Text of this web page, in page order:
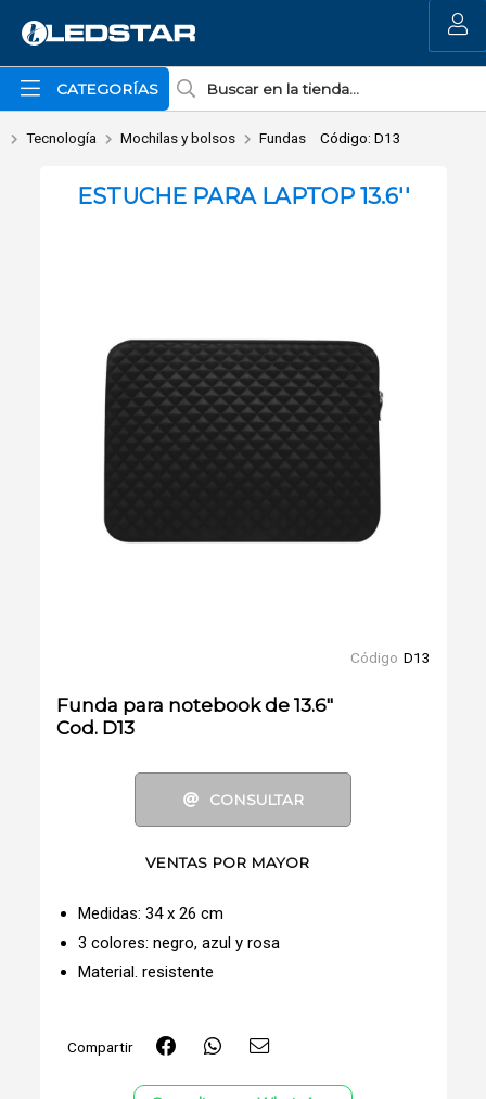
Enviar a email
CATEGORÍAS
MI COMPRA
Tecnología Mochilas y bolsos Fundas Código: D13
ESTUCHE PARA LAPTOP 13.6''
Código D13
Funda para notebook de 13.6"
Cod. D13
CONSULTAR
VENTAS POR MAYOR
Medidas: 34 x 26 cm
3 colores: negro, azul y rosa
Material. resistente
Compartir